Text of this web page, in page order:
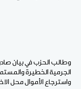
وطالب الحزب في بيان
الجرمية الخطيرة
واسترجاع الأموال محل